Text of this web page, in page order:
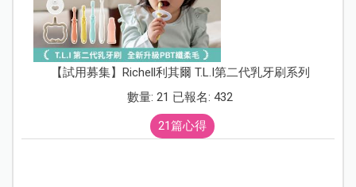
【試用募集】Richell利其爾 T.L.I第二代乳牙刷系列
數量: 21 已報名: 432
21篇心得